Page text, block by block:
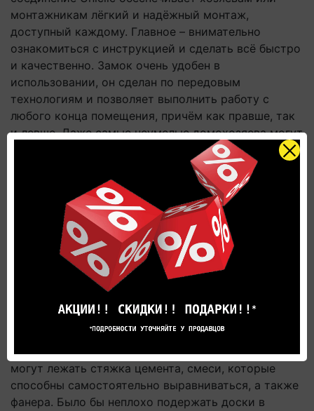
монтажникам лёгкий и надёжный монтаж,
доступный каждому. Главное – внимательно
ознакомиться с инструкцией и сделать всё быстро
и качественно. Замок очень удобен в
использовании, он сделан по передовым
технологиям и позволяет выполнить работу с
любого конца помещения, причём как правше, так
и левше. Даже самые неумелые домохозяева могут
сами уложить ламинат, если они очень хорошо
изучат инструкцию и будут знать, по каким
технологиям осуществляется укладка. Это ещё
один плюс покрытия. Оно укладывается не одним
способом.
6. Долгая гарантия. Гарантия от бельгийского
производителя Quick Step на коллекцию Desire –
целых 20 лет. Все эти годы покрытие будет
держаться в хорошем состоянии, в таком, в каком
оно было изначально.
укладкой ламинатанеобходимо провести
подготовку основания - поверхность будущего
пола должна быть ровной и без трещин. В основе
могут лежать стяжка цемента, смеси, которые
способны самостоятельно выравниваться, а также
фанера. Было бы неплохо подержать доски в